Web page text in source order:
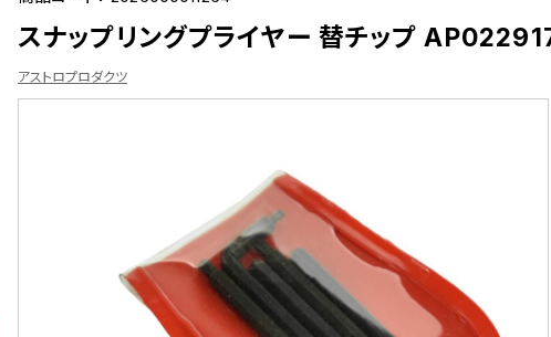
スナップリングプライヤー 替チップ
アストロプロダクツ